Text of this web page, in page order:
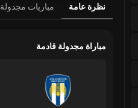
نظرة عامة مباريات مجدولة
مباراة مجدولة قادمة